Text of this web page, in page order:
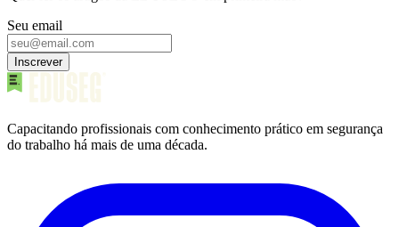
Seu email
Inscrever
Capacitando profissionais com conhecimento prático em segurança
do trabalho há mais de uma década.